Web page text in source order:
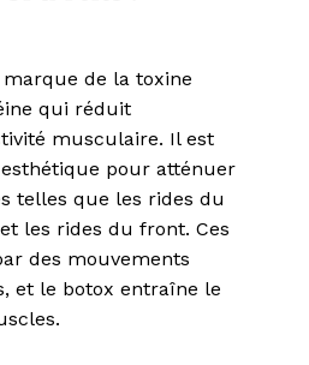
de la toxine
qui réduit
musculaire. Il est
pour atténuer
telles que les rides du
les rides du front. Ces
des mouvements
et le botox entraîne le